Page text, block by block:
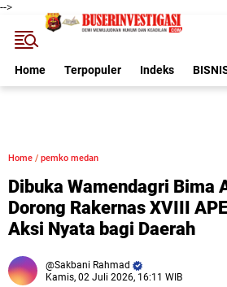
-->
Home Terpopuler Indeks
Home / pemko medan
Dibuka Wamendagri Bima
Dorong Rakernas XVIII
Aksi Nyata bagi Daerah
Sakbani Rahmad
Kamis, 02 Juli 2026, 16:11 WIB